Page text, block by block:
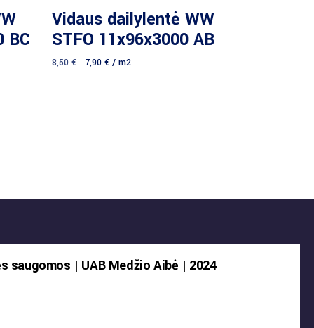
BC
Daugiau
Vidaus dailylentė WW
STFO 11x96x3000 AB
8,50€ 7,90 €/ m2
saugomos | UAB Medžio Aibė | 2024